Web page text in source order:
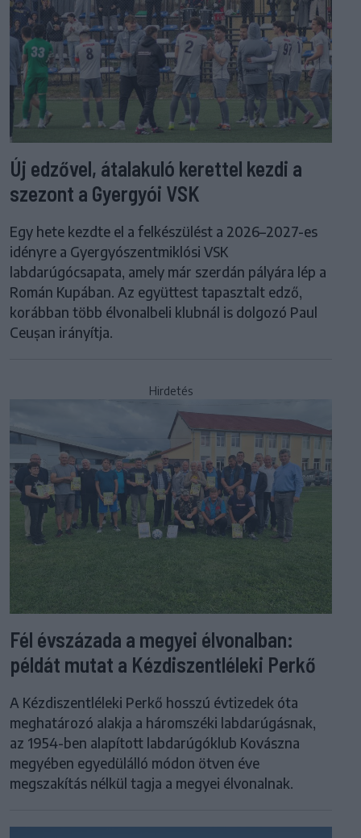
Új edzővel, átalakuló kerettel kezdi a
szezont a Gyergyói VSK
Egy hete kezdte el a felkészülést a 2026–2027-es
idényre a Gyergyószentmiklósi VSK
labdarúgócsapata, amely már szerdán pályára lép a
Román Kupában. Az együttest tapasztalt edző,
korábban több élvonalbeli klubnál is dolgozó Paul
Ceușan irányítja.
Hirdetés
Fél évszázada a megyei élvonalban:
példát mutat a Kézdiszentléleki Perkő
A Kézdiszentléleki Perkő hosszú évtizedek óta
meghatározó alakja a háromszéki labdarúgásnak,
az 1954-ben alapított labdarúgóklub Kovászna
megyében egyedülálló módon ötven éve
megszakítás nélkül tagja a megyei élvonalnak.